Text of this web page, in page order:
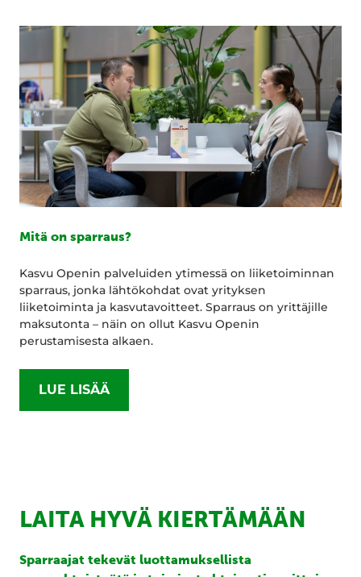
Mitä on sparraus?
Kasvu Openin palveluiden ytimessä on liiketoiminnan
sparraus, jonka lähtökohdat ovat yrityksen
liiketoiminta ja kasvutavoitteet. Sparraus on yrittäjille
maksutonta – näin on ollut Kasvu Openin
perustamisesta alkaen.
LUE LISÄÄ
LAITA HYVÄ KIERTÄMÄÄN
Sparraajat tekevät luottamuksellista